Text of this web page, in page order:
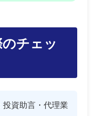
チェッ
資助言・代理業